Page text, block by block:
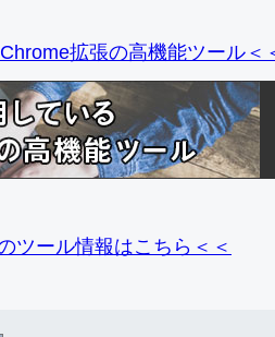
拡張の高機能ツール＜
ツール情報はこちら＜＜